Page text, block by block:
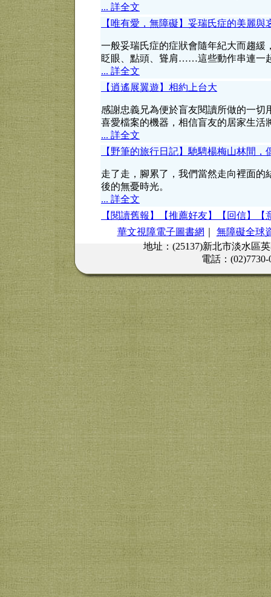
... 詳全文
【唯有愛，無障礙】妥瑞氏症的美麗與
一般妥瑞氏症的症狀會隨年紀大而趨
眨眼、點頭、聳肩……這些動作串連一
... 詳全文
【逍遙展翼遊】相約上台大
感謝忠義兄為便於盲友閱讀所做的一
喜愛檔案的機器，相信盲友的居家生活
... 詳全文
【野筆的旅行日記】馳騁楊梅山林間，
走了走，腳累了，我們當然走向裡面
後的無憂時光。
... 詳全文
【閱讀舊報】
【推薦好友】 【回信】
華文視障電子圖書網
無障礙全球
地址：(25137)新北市淡水區
電話：